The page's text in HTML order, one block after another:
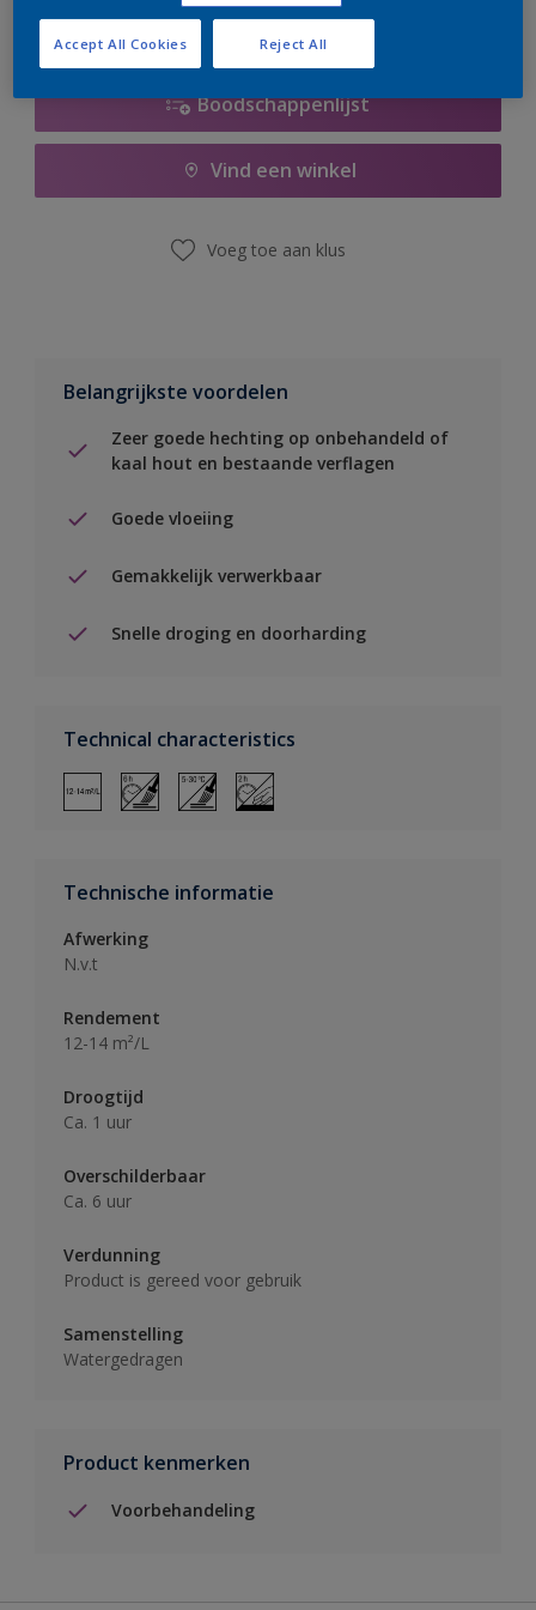
Boodschappenlijst
Vind een winkel
Voeg toe aan klus
Belangrijkste voordelen
Zeer goede hechting op onbehandeld of
kaal hout en bestaande verflagen
Goede vloeiing
Gemakkelijk verwerkbaar
Snelle droging en doorharding
Technical characteristics
Technische informatie
Afwerking
N.v.t
Rendement
12-14 m²/L
Droogtijd
Ca. 1 uur
Overschilderbaar
Ca. 6 uur
Verdunning
Product is gereed voor gebruik
Samenstelling
Watergedragen
Product kenmerken
Voorbehandeling
Reject All
Accept All Cookies